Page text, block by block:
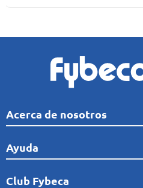
Acerca de nosotros
Quiénes Somos
Línea de tiempo
Comunidad
Ayuda
Preguntas frecuentes
Club Fybeca